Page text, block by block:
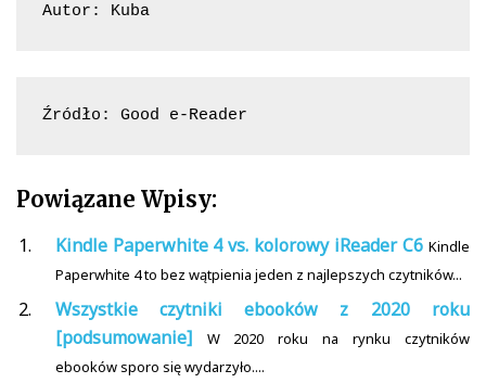
Autor: Kuba
Źródło: Good e-Reader
Powiązane Wpisy:
Kindle Paperwhite 4 vs. kolorowy iReader C6 Kindle
Paperwhite 4 to bez wątpienia jeden z najlepszych czytników...
Wszystkie czytniki ebooków z 2020 roku
[podsumowanie]
W 2020 roku na rynku czytników
ebooków sporo się wydarzyło....